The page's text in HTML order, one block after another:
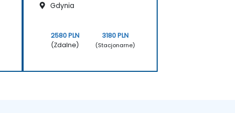
Gdynia
2580 PLN
(Zdalne)
3180 PLN
(Stacjonarne)